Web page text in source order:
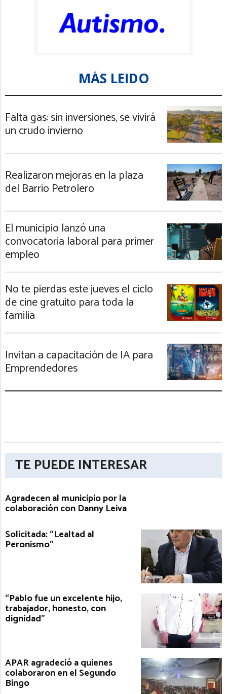
MÁS LEIDO
Falta gas: sin inversiones, se vivirá
un crudo invierno
Realizaron mejoras en la plaza
del Barrio Petrolero
El municipio lanzó una
convocatoria laboral para primer
empleo
No te pierdas este jueves el ciclo
de cine gratuito para toda la
familia
Invitan a capacitación de IA para
Emprendedores
TE PUEDE INTERESAR
Agradecen al municipio por la
colaboración con Danny Leiva
Solicitada: “Lealtad al
Peronismo”
“Pablo fue un excelente hijo,
trabajador, honesto, con
dignidad”
APAR agradeció a quienes
colaboraron en el Segundo
Bingo